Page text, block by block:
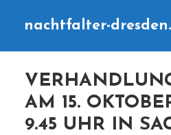
nachtfalter-
AM 15.
9.45 UHR IN